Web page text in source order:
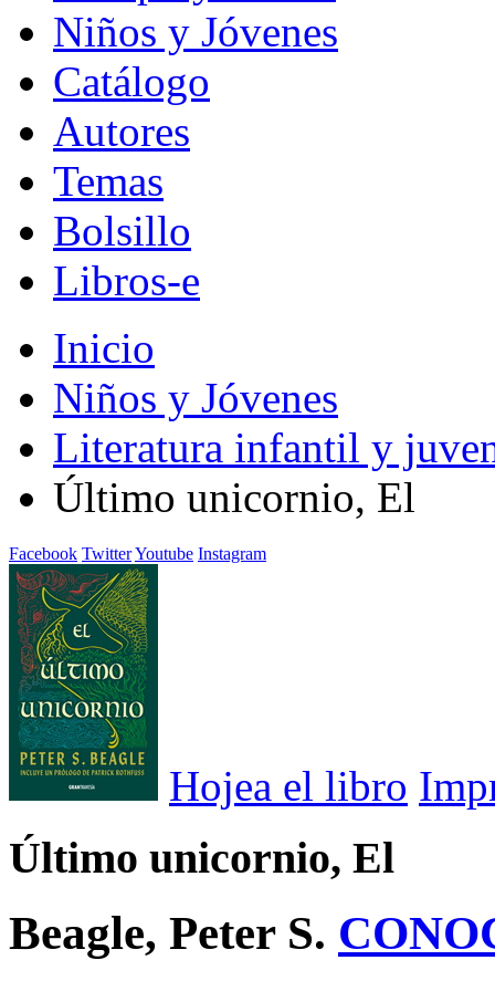
Niños y Jóvenes
Catálogo
Autores
Temas
Bolsillo
Libros-e
Inicio
Niños y Jóvenes
Literatura infantil y
Último unicornio, El
Facebook TwitterYoutube Instagram
Hojea el libro
Último unicornio, El
Beagle, Peter S.